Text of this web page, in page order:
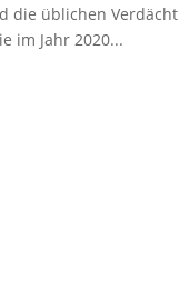
die üblichen
im Jahr 2020...